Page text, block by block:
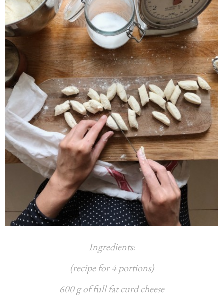
Ingredients:
(recipe for 4 portions)
600 g of full fat curd cheese